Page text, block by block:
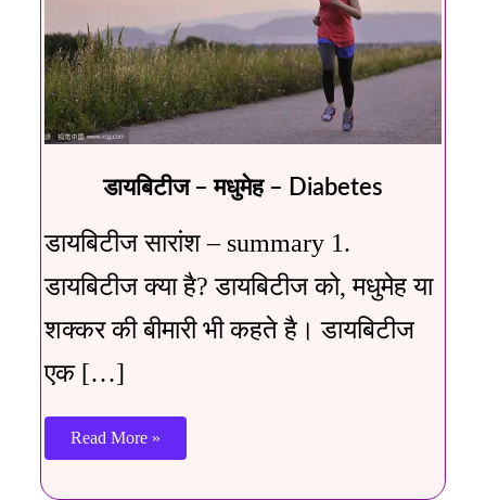
डायबिटीज – मधुमेह – Diabetes
डायबिटीज सारांश – summary 1.
डायबिटीज क्या है? डायबिटीज को, मधुमेह या
शक्कर की बीमारी भी कहते है। डायबिटीज
एक […]
Read More »